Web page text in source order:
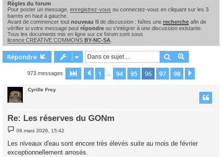
Règles du forum
Pour poster un message, enregistrez-vous ou connectez-vous en cliquant sur les 3
barres en haut à gauche.
Avant de commencer tout nouveau fil de discussion : faîtes une recherche afin de
vérifier si votre message peut répondre ou s'intégrer à une discussion existante.
Tous les documents mis en ligne sur ce forum sont sous
licence CREATIVE COMMONS BY-NC-SA
Répondre Rechercher
973 messages Page 96 sur 98
Précédente
1 94 95 96 97 98
Cyrille Frey
Re: Les réserves du GONm
M
e
s
a
06 mars 2026, 15:42
Les niveaux d'eau sont encore très élevés suite au mois de février
exceptionnellement arrosés.